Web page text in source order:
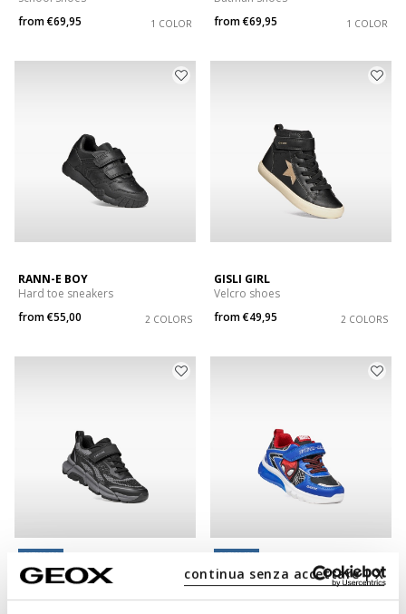
continua senza accettare | X
from€69,95 1 COLOR
from€69,95 1 COLOR
RANN-E BOY
Hard toe sneakers
from€55,00 2 COLORS
GISLI GIRL
Velcro shoes
from€49,95 2 COLORS
NEW IN
FLEXYPER PLUS BOY
Lightweight cushioned sneakers
NEW IN
CIBERDRON BOY
Spider-Man Marvel shoes